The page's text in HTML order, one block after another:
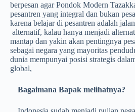
berpesan agar Pondok Modern
pesantren yang integral dan bukan
karena belajar di pesantren adalah
alternatif, kalau hanya menjadi
mantap dan yakin akan pentingnya
sebagai negara yang mayoritas
dunia mempunyai posisi strategis
global,
Bagaimana Bapak melihatnya?